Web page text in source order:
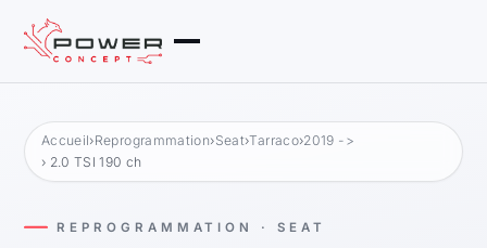
Accueil›Reprogrammation›Seat›Tarraco›2019 ->
› 2.0 TSI 190 ch
REPROGRAMMATION · SEAT